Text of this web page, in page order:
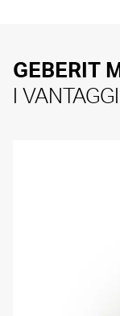
GEBERIT
I